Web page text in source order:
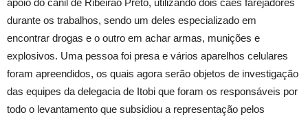
apoio do canil de Ribeirão Preto, utilizando dois cães farejadores
durante os trabalhos, sendo um deles especializado em
encontrar drogas e o outro em achar armas, munições e
explosivos. Uma pessoa foi presa e vários aparelhos celulares
foram apreendidos, os quais agora serão objetos de investigação
das equipes da delegacia de Itobi que foram os responsáveis por
todo o levantamento que subsidiou a representação pelos